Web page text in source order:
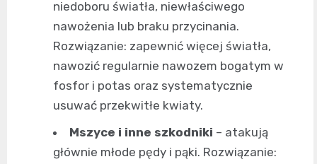
niedoboru światła, niewłaściwego
nawożenia lub braku przycinania.
Rozwiązanie: zapewnić więcej światła,
nawozić regularnie nawozem bogatym w
fosfor i potas oraz systematycznie
usuwać przekwitłe kwiaty.
Mszyce i inne szkodniki – atakują
głównie młode pędy i pąki. Rozwiązanie: